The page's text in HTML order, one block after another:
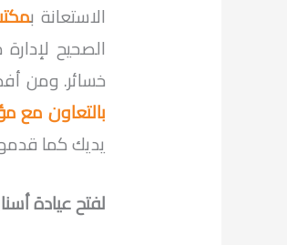
الاستعانة ب
الصحيح
خسائر. ومن
بالتعاون مع
يديك كما
لفتح عيادة